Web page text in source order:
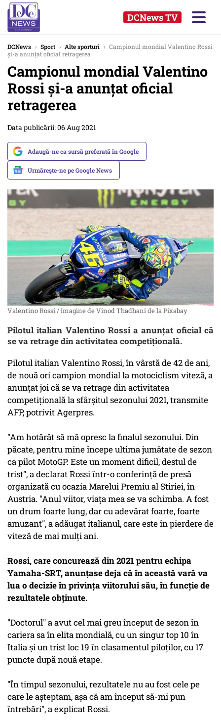
DCNews TV
DCNews › Sport › Alte sporturi › Campionul mondial Valentino Rossi
și-a anunțat oficial retragerea
Campionul mondial Valentino
Rossi și-a anunțat oficial
retragerea
Data publicării: 06 Aug 2021
Adaugă-ne ca sursă preferată în Google
Urmărește-ne pe Google News
Valentino Rossi / Imagine de Vinod Thadhani de la Pixabay
Pilotul italian Valentino Rossi a anunțat oficial că
se va retrage din activitatea competițională.
Pilotul italian Valentino Rossi, în vârstă de 42 de ani,
de nouă ori campion mondial la motociclism viteză, a
anunţat joi că se va retrage din activitatea
competiţională la sfârşitul sezonului 2021, transmite
AFP, potrivit Agerpres.
"Am hotărât să mă opresc la finalul sezonului. Din
păcate, pentru mine începe ultima jumătate de sezon
ca pilot MotoGP. Este un moment dificil, destul de
trist", a declarat Rossi într-o conferinţă de presă
organizată cu ocazia Marelui Premiu al Stiriei, în
Austria. "Anul viitor, viaţa mea se va schimba. A fost
un drum foarte lung, dar cu adevărat foarte, foarte
amuzant", a adăugat italianul, care este în pierdere de
viteză de mai mulţi ani.
Rossi, care concurează din 2021 pentru echipa
Yamaha-SRT, anunţase deja că în această vară va
lua o decizie în privinţa viitorului său, în funcţie de
rezultatele obţinute.
"Doctorul" a avut cel mai greu început de sezon în
cariera sa în elita mondială, cu un singur top 10 în
Italia şi un trist loc 19 în clasamentul piloţilor, cu 17
puncte după nouă etape.
"În timpul sezonului, rezultatele nu au fost cele pe
care le aşteptam, aşa că am început să-mi pun
întrebări", a explicat Rossi.